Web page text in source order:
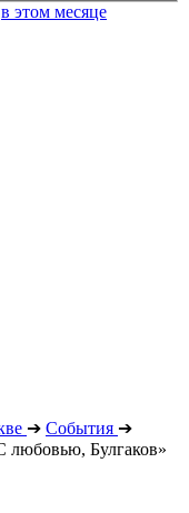
в этом месяце
➔ События ➔
любовью, Булгаков»